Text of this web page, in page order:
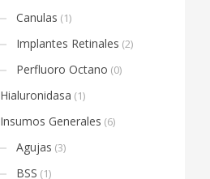
Canulas (1)
Implantes Retinales (2)
Perfluoro Octano (0)
Hialuronidasa (1)
Insumos Generales (6)
Agujas (3)
BSS (1)